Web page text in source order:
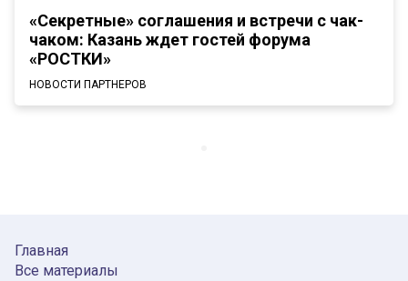
«Секретные» соглашения и встречи с чак-
чаком: Казань ждет гостей форума
«РОСТКИ»
НОВОСТИ ПАРТНЕРОВ
Главная
Все материалы